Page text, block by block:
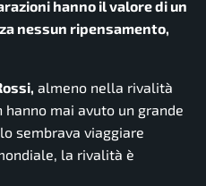
hanno il valore di un
nessun ripensamento,
almeno nella rivalità
hanno mai avuto un grande
sembrava viaggiare
la rivalità è